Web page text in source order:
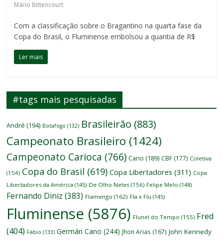
Mário Bittencourt
Com a classificação sobre o Bragantino na quarta fase da
Copa do Brasil, o Fluminense embolsou a quantia de R$
Ler mais
#tags mais pesquisadas
André (194) Botafogo (132) Brasileirão (883)
Campeonato Brasileiro (1424)
Campeonato Carioca (766) Cano (189) CBF (177) Coletiva
(154) Copa do Brasil (619) Copa Libertadores (311) Copa
Libertadores da América (145) De Olho Neles (156) Felipe Melo (148)
Fernando Diniz (383) Flamengo (162) Fla x Flu (145)
Fluminense (5876) Flunel do Tempo (155) Fred
(404) Fábio (133) Germán Cano (244) Jhon Arias (167) John Kennedy